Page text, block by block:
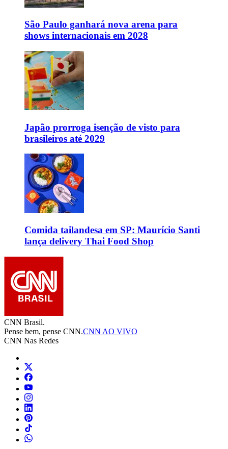
São Paulo ganhará nova arena para
shows internacionais em 2028
Japão prorroga isenção de visto para
brasileiros até 2029
Comida tailandesa em SP: Maurício Santi
lança delivery Thai Food Shop
CNN Brasil.
Pense bem, pense CNN.CNN AO VIVO
CNN Nas Redes